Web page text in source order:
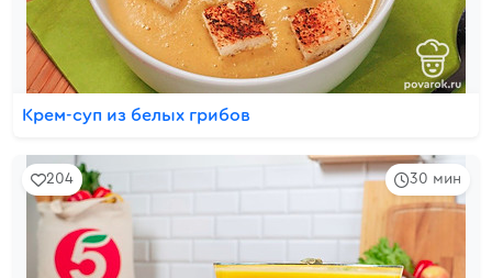
Крем-суп из белых грибов
30 мин
204